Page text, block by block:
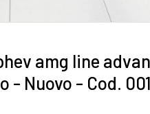
amg line
Nuovo - Cod.